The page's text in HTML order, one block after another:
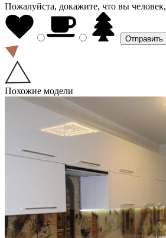
Пожалуйста, докажите, что вы
Похожие модели